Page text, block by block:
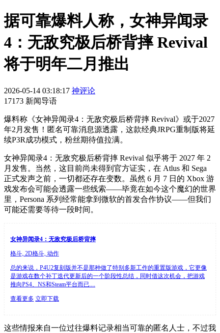
据可靠爆料人称，女神异闻录
4：无敌究极后桥背摔 Revival
将于明年二月推出
2026-05-14 03:18:17 神评论
17173 新闻导语
爆料称《女神异闻录4：无敌究极后桥背摔 Revival》或于2027
年2月发售！匿名可靠消息源透露，这款经典JRPG重制版将延
续P3R成功模式，粉丝期待值拉满。
女神异闻录4：无敌究极后桥背摔 Revival 似乎将于 2027 年 2
月发售。当然，这目前尚未得到官方证实，在 Atlus 和 Sega
正式发声之前，一切都还存在变数。虽然 6 月 7 日的 Xbox 游
戏发布会可能会透露一些线索——毕竟在如今这个魔幻的世界
里，Persona 系列经常能拿到微软的首发合作协议——但我们
可能还需要等待一段时间。
女神异闻录4：无敌究极后桥背摔
格斗, 2D格斗, 动作
总的来说，P4U2复刻版并不是那种做了特别多新工作的重置版游戏，它更像
是游戏在数个补丁迭代更新后的一个阶段性总结，同时借这次机会，把游戏
推向PS4、NS和Steam平台而已....
查看更多 立即下载
这些情报来自一位过往爆料记录相当可靠的匿名人士，不过我